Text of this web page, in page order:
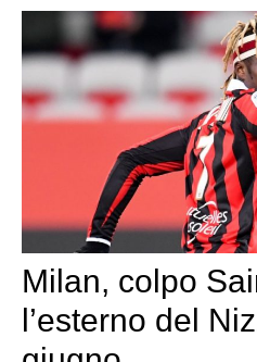
Milan, colpo
l’esterno del